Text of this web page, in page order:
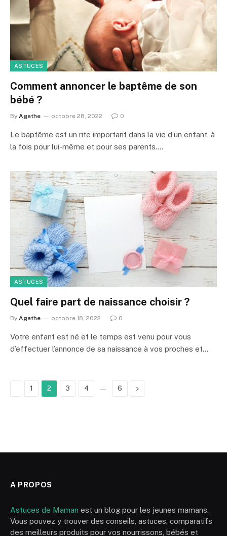
ASTUCES
Comment annoncer le baptême de son
bébé ?
By Agathe octobre 28, 2022 0
Le baptême est un rite important dans la vie d’un enfant, à
la fois pour lui-même et pour ses parents.…
ASTUCES
Quel faire part de naissance choisir ?
By Agathe octobre 18, 2022 0
Votre enfant est né et le temps est venu pour vous
d’effectuer l’annonce de sa naissance à vos proches et…
Previous
1 2 3 4 … 6 Next
A PROPOS
Astuces de Maman est un blog pour les jeunes mamans.
Vous pouvez y trouver des conseils, astuces, comparatifs
des meilleurs produits pour vos nourrissons, bébés et